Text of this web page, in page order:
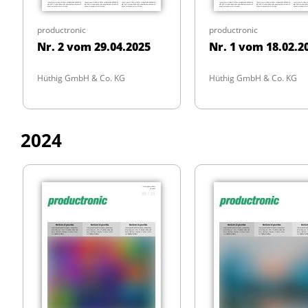
productronic
Nr. 2 vom 29.04.2025
Hüthig GmbH & Co. KG
productronic
Nr. 1 vom
Hüthig GmbH & Co. KG
2024